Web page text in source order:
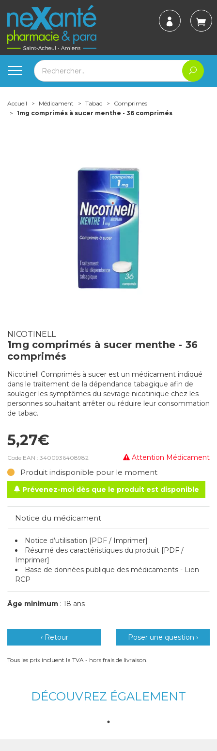
Accueil Médicament Tabac
Comprimes
1mg comprimés à sucer menthe - 36 comprimés
NICOTINELL
1mg comprimés à sucer menthe - 36
comprimés
Nicotinell Comprimés à sucer est un médicament indiqué
dans le traitement de la dépendance tabagique afin de
soulager les symptômes du sevrage nicotinique chez les
personnes souhaitant arrêter ou réduire leur consommation
de tabac.
5,27€
Attention Médicament
Code EAN : 3400936408982
Produit indisponible pour le moment
Prévenez-moi dès que le produit est disponible
Notice du médicament
Notice d’utilisation [PDF / Imprimer]
Résumé des caractéristiques du produit [PDF /
Imprimer]
Base de données publique des médicaments - Lien
RCP
Âge minimum : 18 ans
‹ Retour Poser une question ›
Tous les prix incluent la TVA - hors frais de livraison.
DÉCOUVREZ ÉGALEMENT